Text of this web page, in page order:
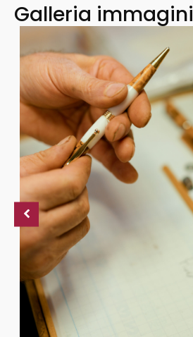
Galleria immagini